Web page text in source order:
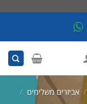
/ אביזרים משלימים /